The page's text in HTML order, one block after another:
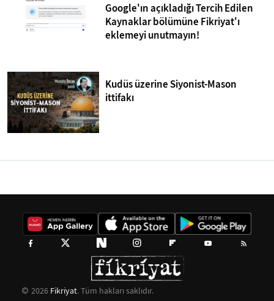
Google'ın açıkladığı Tercih Edilen
Kaynaklar bölümüne Fikriyat'ı
eklemeyi unutmayın!
Kudüs üzerine Siyonist-Mason
ittifakı
2026 Fikriyat. Tüm hakları saklıdır.